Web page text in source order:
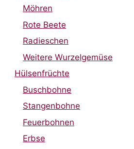
Möhren
Rote Beete
Radieschen
Weitere Wurzelgemüse
Hülsenfrüchte
Buschbohne
Stangenbohne
Feuerbohnen
Erbse